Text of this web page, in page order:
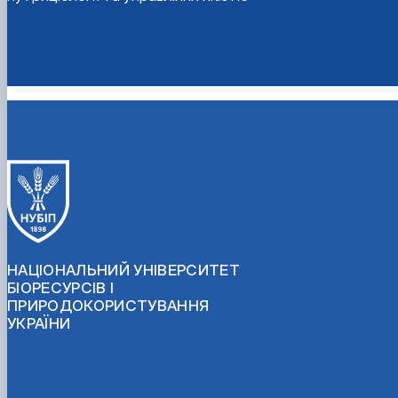
НАЦІОНАЛЬНИЙ УНІВЕРСИТЕТ
БІОРЕСУРСІВ І
ПРИРОДОКОРИСТУВАННЯ
УКРАЇНИ